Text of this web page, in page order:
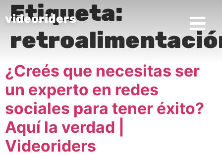
videoriders
Etiqueta:
¿Creés que necesitas ser
un experto en redes
sociales para tener éxito?
Aquí la verdad |
Videoriders